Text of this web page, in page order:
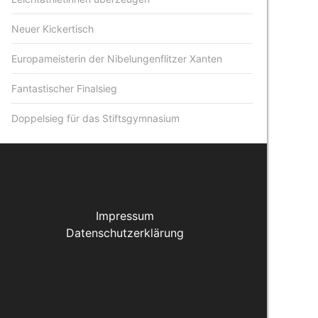
Neuer Kickertisch
Europameisterin der Nibelungenflitzer Xanten
Fantastischer Finalsieg
Doppelsieg für das Stiftsgymnasium
Impressum
Datenschutzerklärung